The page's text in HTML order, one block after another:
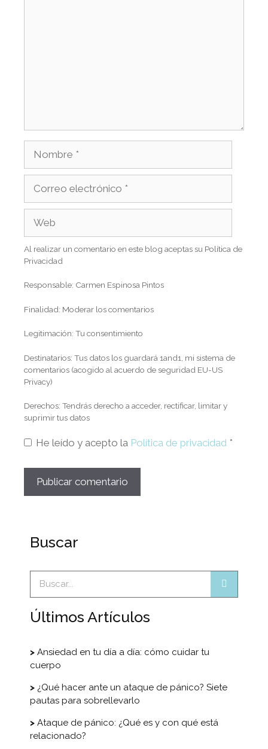
Al realizar un comentario en este blog aceptas su Política de
Privacidad
Responsable: Carmen Espinosa Pintos
Finalidad: Moderar los comentarios
Legitimación: Tu consentimiento
Destinatarios: Tus datos los guardará 1and1, mi sistema de
comentarios (acogido al acuerdo de seguridad EU-US
Privacy)
Derechos: Tendrás derecho a acceder, rectificar, limitar y
suprimir tus datos
He leído y acepto la Política de privacidad *
Buscar
Últimos Artículos
Ansiedad en tu día a día: cómo cuidar tu
cuerpo
¿Qué hacer ante un ataque de pánico? Siete
pautas para sobrellevarlo
Ataque de pánico: ¿Qué es y con qué está
relacionado?